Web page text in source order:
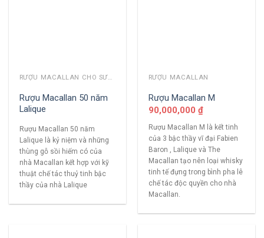
RƯỢU MACALLAN CHO SƯU TẦM
Rượu Macallan 50 năm
Lalique
Rượu Macallan 50 năm
Lalique là kỷ niệm và những
thùng gỗ sồi hiếm có của
nhà Macallan kết hợp với kỹ
thuật chế tác thuỷ tinh bậc
thầy của nhà Lalique
RƯỢU MACALLAN
Rượu Macallan M
90,000,000 ₫
Rượu Macallan M là kết tinh
của 3 bậc thầy vĩ đại Fabien
Baron , Lalique và The
Macallan tạo nên loại whisky
tinh tế đựng trong bình pha lê
chế tác độc quyền cho nhà
Macallan.